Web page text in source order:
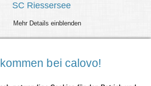
SC Riessersee
Mehr Details einblenden
bei calovo!